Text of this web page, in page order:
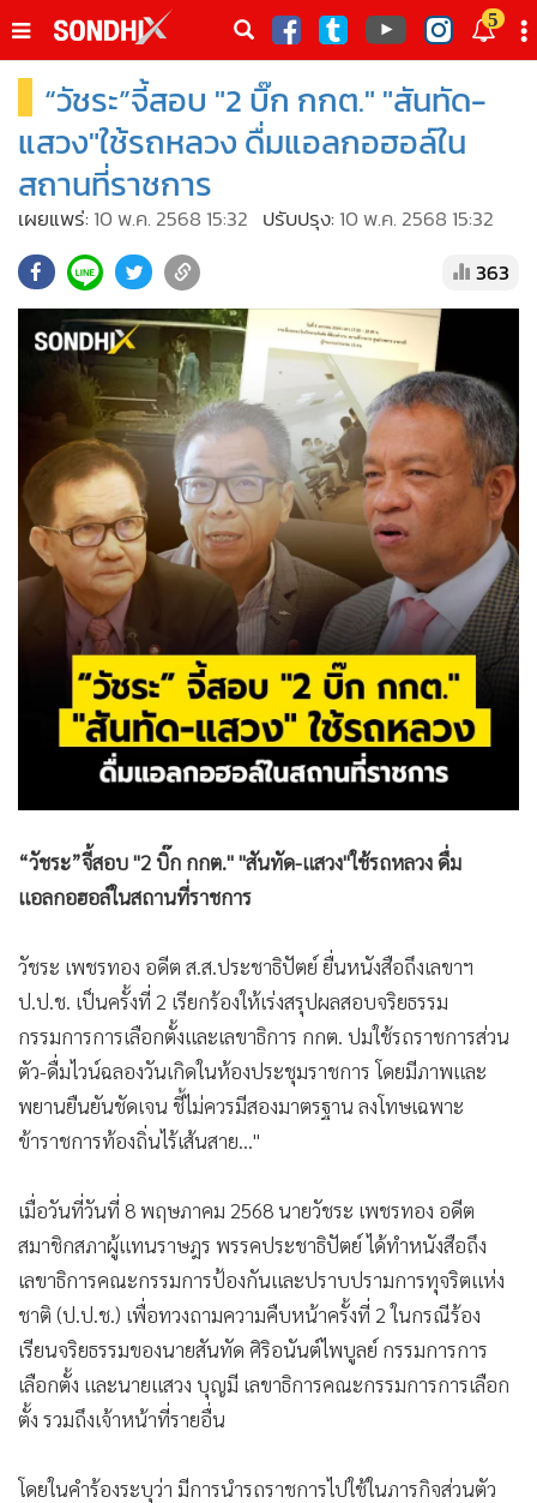
ดต
5
หน้าหลัก
SondhiX
• World Talk
• ผู้เฒ่าเล่าเรื่อง
• ข่าวลึกปมลับ
• Exclusive Health
ผู้จัดกวน
น่าสนใจ
• ข่าวอัพเดต
เศรษฐกิจ-ธุรกิจ
• สังคม-โซเชียล
“วัชระ”จี้สอบ "2 บิ๊ก กกต." "สันทัด-
แสวง"ใช้รถหลวง ดื่มแอลกอฮอล์ใน
สถานที่ราชการ
เผยแพร่: 10 พ.ค. 2568 15:32 ปรับปรุง: 10 พ.ค. 2568 15:32
363
“วัชระ”จี้สอบ "2 บิ๊ก กกต." "สันทัด-แสวง"ใช้รถหลวง ดื่ม
แอลกอฮอล์ในสถานที่ราชการ
วัชระ เพชรทอง อดีต ส.ส.ประชาธิปัตย์ ยื่นหนังสือถึงเลขาฯ
ป.ป.ช. เป็นครั้งที่ 2 เรียกร้องให้เร่งสรุปผลสอบจริยธรรม
กรรมการการเลือกตั้งและเลขาธิการ กกต. ปมใช้รถราชการส่วน
ตัว-ดื่มไวน์ฉลองวันเกิดในห้องประชุมราชการ โดยมีภาพและ
พยานยืนยันชัดเจน ชี้ไม่ควรมีสองมาตรฐาน ลงโทษเฉพาะ
ข้าราชการท้องถิ่นไร้เส้นสาย..."
เมื่อวันที่วันที่ 8 พฤษภาคม 2568 นายวัชระ เพชรทอง อดีต
สมาชิกสภาผู้แทนราษฎร พรรคประชาธิปัตย์ ได้ทำหนังสือถึง
เลขาธิการคณะกรรมการป้องกันและปราบปรามการทุจริตแห่ง
ชาติ (ป.ป.ช.) เพื่อทวงถามความคืบหน้าครั้งที่ 2 ในกรณีร้อง
เรียนจริยธรรมของนายสันทัด ศิริอนันต์ไพบูลย์ กรรมการการ
เลือกตั้ง และนายแสวง บุญมี เลขาธิการคณะกรรมการการเลือก
ตั้ง รวมถึงเจ้าหน้าที่รายอื่น
โดยในคำร้องระบุว่า มีการนำรถราชการไปใช้ในภารกิจส่วนตัว